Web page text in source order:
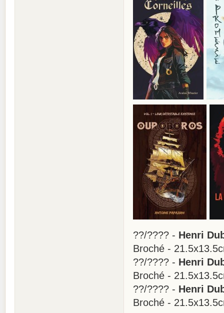
??/???? - Henri
Broché -
??/???? - Henri
Broché -
??/???? - Henri
Broché -